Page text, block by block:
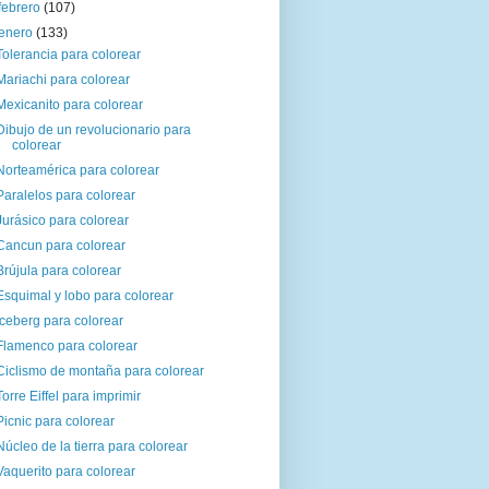
(107)
(133)
para colorear
para colorear
para colorear
de un revolucionario para
colorear
para colorear
para colorear
para colorear
para colorear
para colorear
y lobo para colorear
para colorear
para colorear
de montaña para colorear
Eiffel para imprimir
para colorear
de la tierra para colorear
para colorear